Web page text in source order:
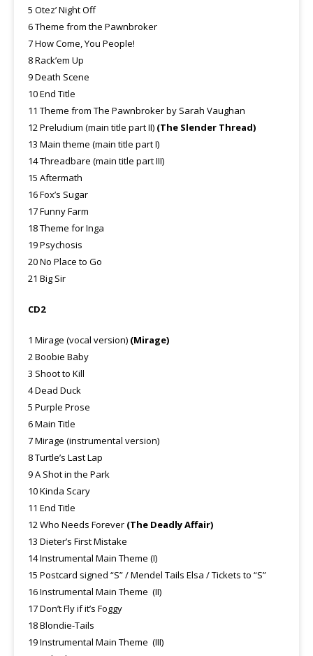
5 Otez’ Night Off
6 Theme from the Pawnbroker
7 How Come, You People!
8 Rack’em Up
9 Death Scene
10 End Title
11 Theme from The Pawnbroker by Sarah Vaughan
12 Preludium (main title part II) (The Slender Thread)
13 Main theme (main title part I)
14 Threadbare (main title part III)
15 Aftermath
16 Fox’s Sugar
17 Funny Farm
18 Theme for Inga
19 Psychosis
20 No Place to Go
21 Big Sir
CD2
1 Mirage (vocal version) (Mirage)
2 Boobie Baby
3 Shoot to Kill
4 Dead Duck
5 Purple Prose
6 Main Title
7 Mirage (instrumental version)
8 Turtle’s Last Lap
9 A Shot in the Park
10 Kinda Scary
11 End Title
12 Who Needs Forever (The Deadly Affair)
13 Dieter’s First Mistake
14 Instrumental Main Theme (I)
15 Postcard signed “S” / Mendel Tails Elsa / Tickets to “S”
16 Instrumental Main Theme (II)
17 Don’t Fly if it’s Foggy
18 Blondie-Tails
19 Instrumental Main Theme (III)